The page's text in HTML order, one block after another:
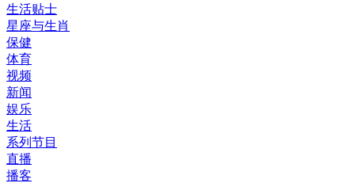
生活贴士
星座与生肖
保健
体育
视频
新闻
娱乐
生活
系列节目
直播
播客